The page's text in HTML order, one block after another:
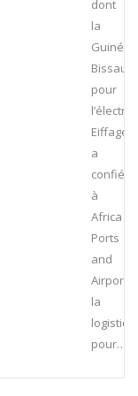
dont
la
Guinée
Bissau
pour
Eiffage
a
confié
à
Africa
Ports
and
Airports
la
pour…